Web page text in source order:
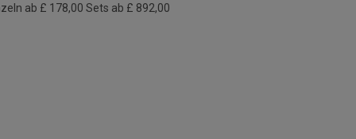
ab £ 178,00 Sets ab £ 892,00